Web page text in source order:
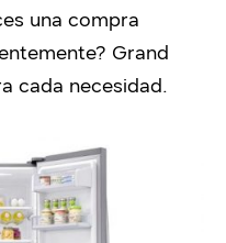
una compra
Grand
cada necesidad.